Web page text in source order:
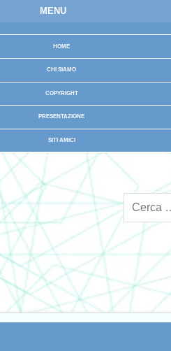
MENU
HOME
CHI SIAMO
COPYRIGHT
PRESENTAZIONE
SITI AMICI